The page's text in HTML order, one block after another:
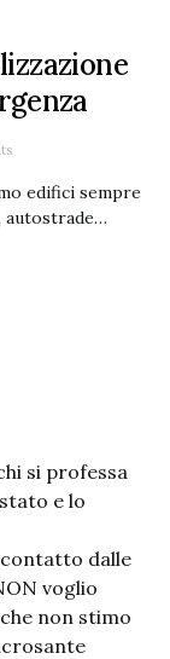
edifici sempre
autostrade…
si professa
e lo
contatto dalle
voglio
non stimo